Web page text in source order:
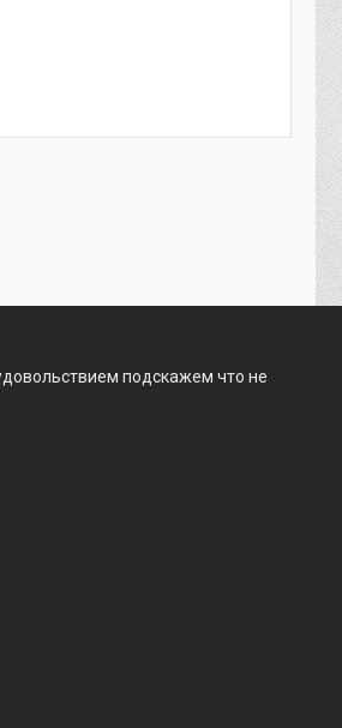
подскажем что не